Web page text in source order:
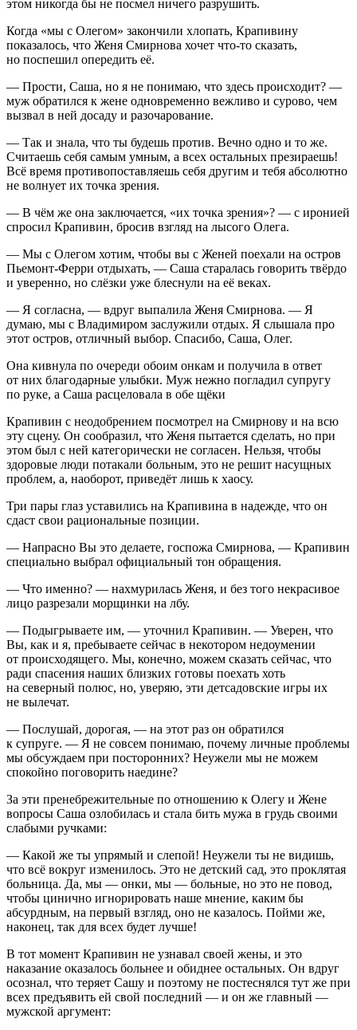
этом никогда бы не посмел ничего разрушить.
Когда «мы с Олегом» закончили хлопать, Крапивину
показалось, что Женя Смирнова хочет что-то сказать,
но поспешил опередить её.
— Прости, Саша, но я не понимаю, что здесь происходит? —
муж обратился к жене одновременно вежливо и сурово, чем
вызвал в ней досаду и разочарование.
— Так и знала, что ты будешь против. Вечно одно и то же.
Считаешь себя самым умным, а всех остальных презираешь!
Всё время противопоставляешь себя другим и тебя абсолютно
не волнует их точка зрения.
— В чём же она заключается, «их точка зрения»? — с иронией
спросил Крапивин, бросив взгляд на лысого Олега.
— Мы с Олегом хотим, чтобы вы с Женей поехали на остров
Пьемонт-Ферри отдыхать, — Саша старалась говорить твёрдо
и уверенно, но слёзки уже блеснули на её веках.
— Я согласна, — вдруг выпалила Женя Смирнова. — Я
думаю, мы с Владимиром заслужили отдых. Я слышала про
этот остров, отличный выбор. Спасибо, Саша, Олег.
Она кивнула по очереди обоим онкам и получила в ответ
от них благодарные улыбки. Муж нежно погладил супругу
по руке, а Саша расцеловала в обе щёки
Крапивин с неодобрением посмотрел на Смирнову и на всю
эту сцену. Он сообразил, что Женя пытается сделать, но при
этом был с ней категорически не согласен. Нельзя, чтобы
здоровые люди потакали больным, это не решит насущных
проблем, а, наоборот, приведёт лишь к хаосу.
Три пары глаз уставились на Крапивина в надежде, что он
сдаст свои рациональные позиции.
— Напрасно Вы это делаете, госпожа Смирнова, — Крапивин
специально выбрал официальный тон обращения.
— Что именно? — нахмурилась Женя, и без того некрасивое
лицо разрезали морщинки на лбу.
— Подыгрываете им, — уточнил Крапивин. — Уверен, что
Вы, как и я, пребываете сейчас в некотором недоумении
от происходящего. Мы, конечно, можем сказать сейчас, что
ради спасения наших близких готовы поехать хоть
на северный полюс, но, уверяю, эти детсадовские игры их
не вылечат.
— Послушай, дорогая, — на этот раз он обратился
к супруге. — Я не совсем понимаю, почему личные проблемы
мы обсуждаем при посторонних? Неужели мы не можем
спокойно поговорить наедине?
За эти пренебрежительные по отношению к Олегу и Жене
вопросы Саша озлобилась и стала бить мужа в грудь своими
слабыми ручками:
— Какой же ты упрямый и слепой! Неужели ты не видишь,
что всё вокруг изменилось. Это не детский сад, это проклятая
больница. Да, мы — онки, мы — больные, но это не повод,
чтобы цинично игнорировать наше мнение, каким бы
абсурдным, на первый взгляд, оно не казалось. Пойми же,
наконец, так для всех будет лучше!
В тот момент Крапивин не узнавал своей жены, и это
наказание оказалось больнее и обиднее остальных. Он вдруг
осознал, что теряет Сашу и поэтому не постеснялся тут же при
всех предъявить ей свой последний — и он же главный —
мужской аргумент: